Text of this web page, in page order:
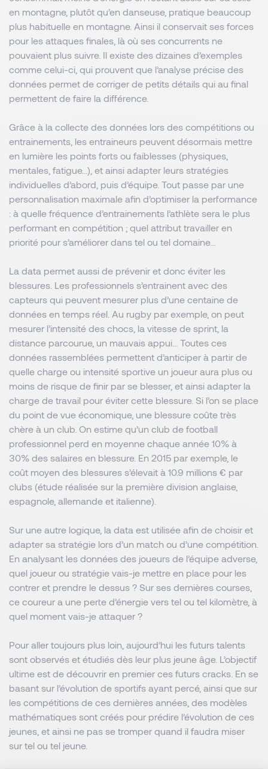
en montagne, plutôt qu’en danseuse, pratique beaucoup
plus habituelle en montagne. Ainsi il conservait ses forces
pour les attaques finales, là où ses concurrents ne
pouvaient plus suivre. Il existe des dizaines d’exemples
comme celui-ci, qui prouvent que l’analyse précise des
données permet de corriger de petits détails qui au final
permettent de faire la différence.
Grâce à la collecte des données lors des compétitions ou
entrainements, les entraineurs peuvent désormais mettre
en lumière les points forts ou faiblesses (physiques,
mentales, fatigue…), et ainsi adapter leurs stratégies
individuelles d’abord, puis d’équipe. Tout passe par une
personnalisation maximale afin d’optimiser la performance
: à quelle fréquence d’entrainements l’athlète sera le plus
performant en compétition ; quel attribut travailler en
priorité pour s’améliorer dans tel ou tel domaine…
La data permet aussi de prévenir et donc éviter les
blessures. Les professionnels s’entrainent avec des
capteurs qui peuvent mesurer plus d’une centaine de
données en temps réel. Au rugby par exemple, on peut
mesurer l’intensité des chocs, la vitesse de sprint, la
distance parcourue, un mauvais appui… Toutes ces
données rassemblées permettent d’anticiper à partir de
quelle charge ou intensité sportive un joueur aura plus ou
moins de risque de finir par se blesser, et ainsi adapter la
charge de travail pour éviter cette blessure. Si l’on se place
du point de vue économique, une blessure coûte très
chère à un club. On estime qu’un club de football
professionnel perd en moyenne chaque année 10% à
30% des salaires en blessure. En 2015 par exemple, le
coût moyen des blessures s’élevait à 10.9 millions € par
clubs (étude réalisée sur la première division anglaise,
espagnole, allemande et italienne).
Sur une autre logique, la data est utilisée afin de choisir et
adapter sa stratégie lors d’un match ou d’une compétition.
En analysant les données des joueurs de l’équipe adverse,
quel joueur ou stratégie vais-je mettre en place pour les
contrer et prendre le dessus ? Sur ses dernières courses,
ce coureur a une perte d’énergie vers tel ou tel kilomètre, à
quel moment vais-je attaquer ?
Pour aller toujours plus loin, aujourd’hui les futurs talents
sont observés et étudiés dès leur plus jeune âge. L’objectif
ultime est de découvrir en premier ces futurs cracks. En se
basant sur l’évolution de sportifs ayant percé, ainsi que sur
les compétitions de ces dernières années, des modèles
mathématiques sont créés pour prédire l’évolution de ces
jeunes, et ainsi ne pas se tromper quand il faudra miser
sur tel ou tel jeune.